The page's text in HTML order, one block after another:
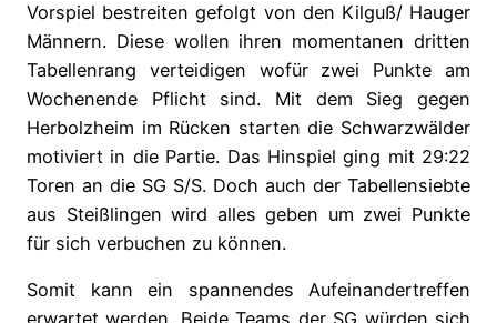
Vorspiel bestreiten gefolgt von den Kilguß/ Hauger
Männern. Diese wollen ihren momentanen dritten
Tabellenrang verteidigen wofür zwei Punkte am
Wochenende Pflicht sind. Mit dem Sieg gegen
Herbolzheim im Rücken starten die Schwarzwälder
motiviert in die Partie. Das Hinspiel ging mit 29:22
Toren an die SG S/S. Doch auch der Tabellensiebte
aus Steißlingen wird alles geben um zwei Punkte
für sich verbuchen zu können.
Somit kann ein spannendes Aufeinandertreffen